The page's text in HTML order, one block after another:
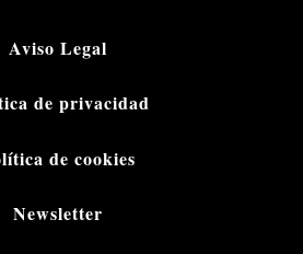
Aviso Legal
de privacidad
de cookies
Newsletter